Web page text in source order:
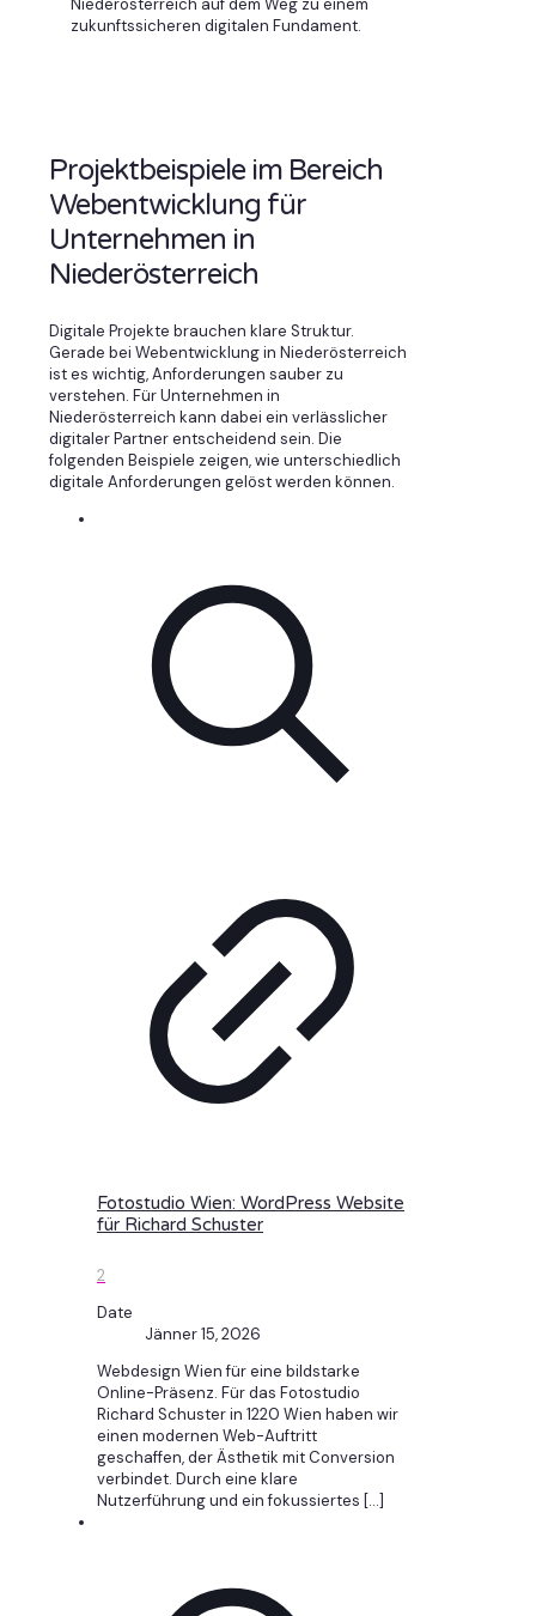
zukunftssicheren digitalen Fundament.
Projektbeispiele im Bereich
Webentwicklung für
Unternehmen in
Niederösterreich
Digitale Projekte brauchen klare Struktur.
Gerade bei Webentwicklung in Niederösterreich
ist es wichtig, Anforderungen sauber zu
verstehen. Für Unternehmen in
Niederösterreich kann dabei ein verlässlicher
digitaler Partner entscheidend sein. Die
folgenden Beispiele zeigen, wie unterschiedlich
digitale Anforderungen gelöst werden können.
Fotostudio Wien: WordPress Website
für Richard Schuster
2
Date
Jänner 15, 2026
Webdesign Wien für eine bildstarke
Online-Präsenz. Für das Fotostudio
Richard Schuster in 1220 Wien haben wir
einen modernen Web-Auftritt
geschaffen, der Ästhetik mit Conversion
verbindet. Durch eine klare
Nutzerführung und ein fokussiertes […]